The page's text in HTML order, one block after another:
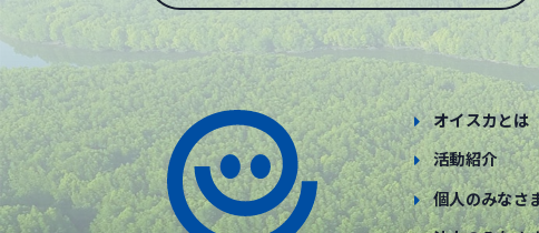
オイスカとは
活動紹介
個人のみなさ